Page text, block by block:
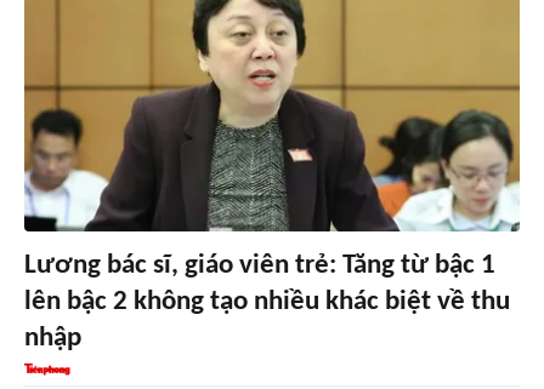
Lương bác sĩ, giáo viên trẻ: Tăng từ bậc 1
lên bậc 2 không tạo nhiều khác biệt về thu
nhập